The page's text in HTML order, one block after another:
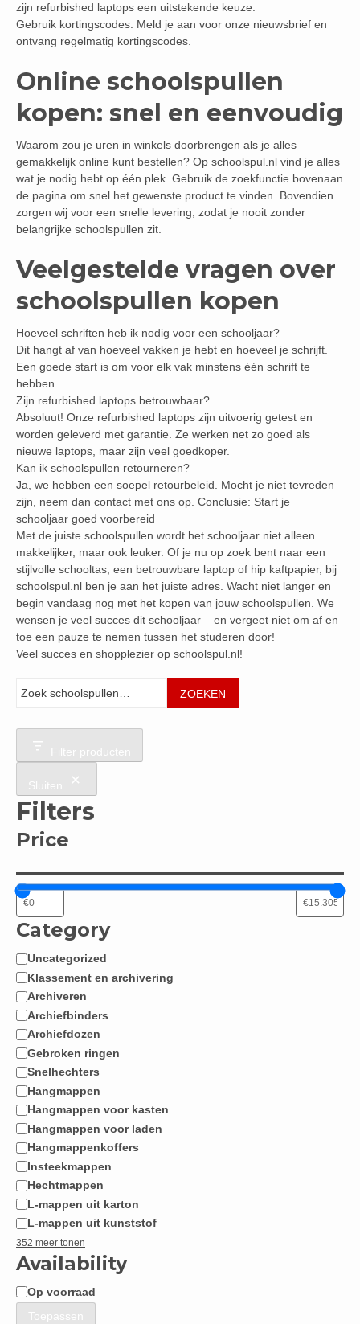
zijn refurbished laptops een uitstekende keuze.
Gebruik kortingscodes: Meld je aan voor onze nieuwsbrief en
ontvang regelmatig kortingscodes.
Online schoolspullen
kopen: snel en eenvoudig
Waarom zou je uren in winkels doorbrengen als je alles
gemakkelijk online kunt bestellen? Op schoolspul.nl vind je alles
wat je nodig hebt op één plek. Gebruik de zoekfunctie bovenaan
de pagina om snel het gewenste product te vinden. Bovendien
zorgen wij voor een snelle levering, zodat je nooit zonder
belangrijke schoolspullen zit.
Veelgestelde vragen over
schoolspullen kopen
Hoeveel schriften heb ik nodig voor een schooljaar?
Dit hangt af van hoeveel vakken je hebt en hoeveel je schrijft.
Een goede start is om voor elk vak minstens één schrift te
hebben.
Zijn refurbished laptops betrouwbaar?
Absoluut! Onze refurbished laptops zijn uitvoerig getest en
worden geleverd met garantie. Ze werken net zo goed als
nieuwe laptops, maar zijn veel goedkoper.
Kan ik schoolspullen retourneren?
Ja, we hebben een soepel retourbeleid. Mocht je niet tevreden
zijn, neem dan contact met ons op. Conclusie: Start je
schooljaar goed voorbereid
Met de juiste schoolspullen wordt het schooljaar niet alleen
makkelijker, maar ook leuker. Of je nu op zoek bent naar een
stijlvolle schooltas, een betrouwbare laptop of hip kaftpapier, bij
schoolspul.nl ben je aan het juiste adres. Wacht niet langer en
begin vandaag nog met het kopen van jouw schoolspullen. We
wensen je veel succes dit schooljaar – en vergeet niet om af en
toe een pauze te nemen tussen het studeren door!
Veel succes en shopplezier op schoolspul.nl!
Zoeken
ZOEKEN
Filter producten
Sluiten
Filters
Price
Category
Categorie
Uncategorized
Klassement en archivering
Archiveren
Archiefbinders
Archiefdozen
Gebroken ringen
Snelhechters
Hangmappen
Hangmappen voor kasten
Hangmappen voor laden
Hangmappenkoffers
Insteekmappen
Hechtmappen
L-mappen uit karton
L-mappen uit kunststof
352 meer tonen
Availability
Beschikbaarheid
Op voorraad
Toepassen